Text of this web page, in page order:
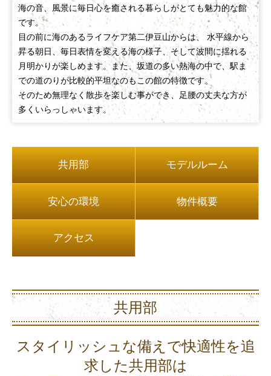
海の音、風景に毎日心を癒される暮らしがとても魅力的な館
です。
目の前に海のあるライフケア第二伊豆山からは、 水平線から
昇る朝日、毎日表情を変える海の様子、そして波間に揺れる
月明かりが楽しめます。また、坂道の多い熱海の中で、駅ま
での道のりが比較的平坦なのもこの館の特徴です。
そのため無理なく散歩を楽しむ事ができ、足腰の丈夫な方が
多くいらっしゃいます。
共用部 モデルルーム
安心の環境 物件概要
アクセス
共用部
スタイリッシュな備えで快適性を追
求した共用部は